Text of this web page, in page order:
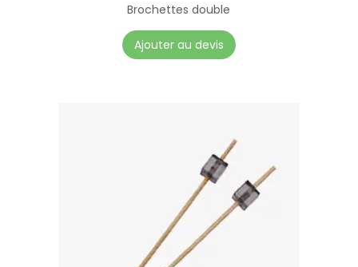
Brochettes double
Ajouter au devis